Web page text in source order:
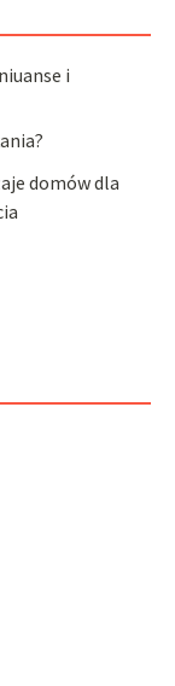
i
domów dla